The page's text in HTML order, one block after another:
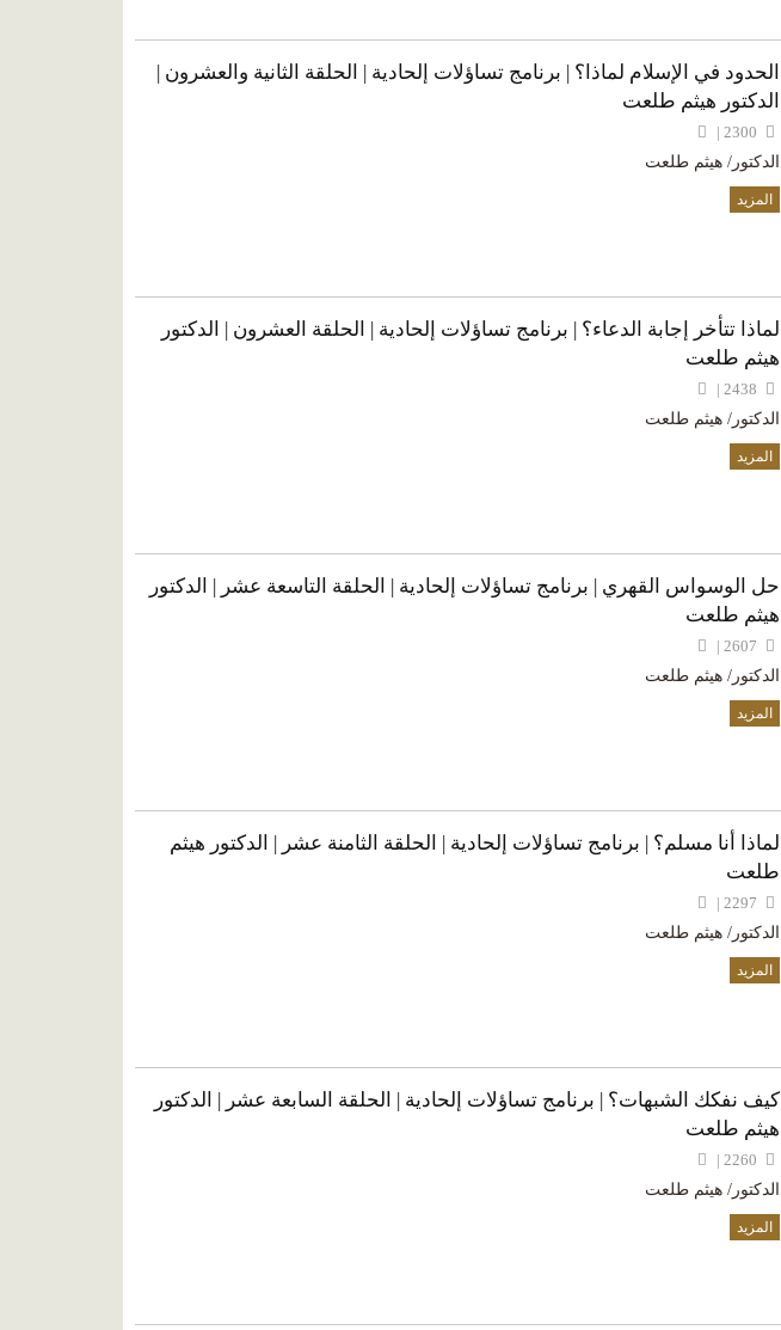
الحدود في الإسلام لماذا؟ | برنامج تساؤلات إلحادية | الحلقة الثانية والعشرون |
الدكتور هيثم طلعت
الدكتور/ هيثم طلعت
المزيد
لماذا تتأخر إجابة الدعاء؟ | برنامج تساؤلات إلحادية | الحلقة العشرون | الدكتور
هيثم طلعت
الدكتور/ هيثم طلعت
المزيد
حل الوسواس القهري | برنامج تساؤلات إلحادية | الحلقة التاسعة عشر | الدكتور
هيثم طلعت
الدكتور/ هيثم طلعت
المزيد
لماذا أنا مسلم؟ | برنامج تساؤلات إلحادية | الحلقة الثامنة عشر | الدكتور هيثم
طلعت
الدكتور/ هيثم طلعت
المزيد
كيف نفكك الشبهات؟ | برنامج تساؤلات إلحادية | الحلقة السابعة عشر | الدكتور
هيثم طلعت
الدكتور/ هيثم طلعت
المزيد